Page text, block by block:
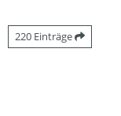
220 Einträge